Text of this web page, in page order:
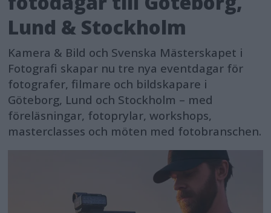
Lund & Stockholm
Kamera & Bild och Svenska Mästerskapet i
Fotografi skapar nu tre nya eventdagar för
fotografer, filmare och bildskapare i
Göteborg, Lund och Stockholm – med
föreläsningar, fotoprylar, workshops,
masterclasses och möten med fotobranschen.